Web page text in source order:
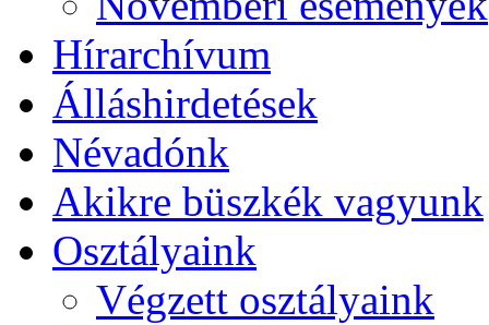
Hírarchívum
Álláshirdetések
Névadónk
Akikre büszkék vagyunk
Osztályaink
Végzett osztályaink